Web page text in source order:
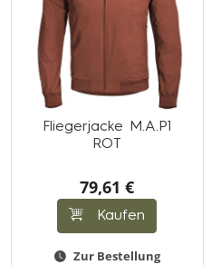
Fliegerjacke M.A.P1
ROT
79,61 €
Kaufen
Zur Bestellung